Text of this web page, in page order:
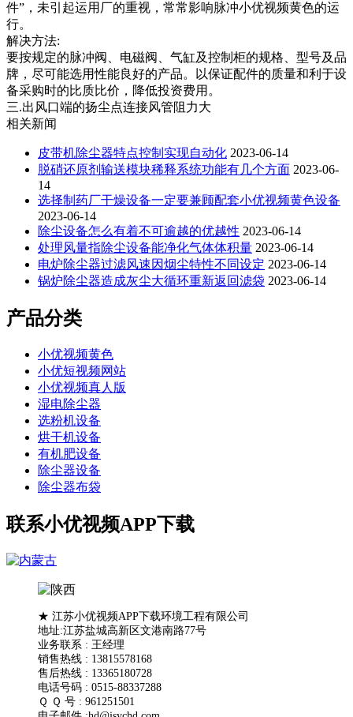
件”，未引起运用厂的重视，常常影响脉冲小优视频黄色的运
行。
解决方法:
要按规定的脉冲阀、电磁阀、气缸及控制柜的规格、型号及品
牌，尽可能选用性能良好的产品。以保证配件的质量和利于设
备采购时的比质比价，降低投资费用。
三.出风口端的扬尘点连接风管阻力大
相关新闻
皮带机除尘器特点控制实现自动化 2023-06-14
脱硝还原剂输送模块稀释系统功能有几个方面 2023-06-
14
选择制药厂干燥设备一定要兼顾配套小优视频黄色设备
2023-06-14
除尘设备怎么有着不可逾越的优越性 2023-06-14
处理风量指除尘设备能净化气体体积量 2023-06-14
电炉除尘器过滤风速因烟尘特性不同设定 2023-06-14
锅炉除尘器造成灰尘大循环重新返回滤袋 2023-06-14
产品分类
小优视频黄色
小优短视频网站
小优视频真人版
湿电除尘器
选粉机设备
烘干机设备
有机肥设备
除尘器设备
除尘器布袋
联系小优视频APP下载
★ 江苏小优视频APP下载环境工程有限公司
地址:江苏盐城高新区文港南路77号
业务联系 : 王经理
销售热线 : 13815578168
售后热线 : 13365180728
电话号码 : 0515-88337288
Ｑ Ｑ 号 : 961251501